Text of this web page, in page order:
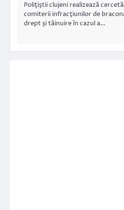
Poliţiştii clujeni realizează
comiterii infracţiunilor de
drept şi tăinuire în cazul a…